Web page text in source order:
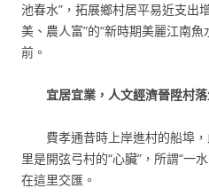
池春水”，拓展鄉村居平易近支出
美、農人富”的“新時期美麗江南
前。
宜居宜業，人文經濟晉陞村
費孝通昔時上岸進村的船埠
里是開弦弓村的“心臟”，所謂“一
在這里交匯。